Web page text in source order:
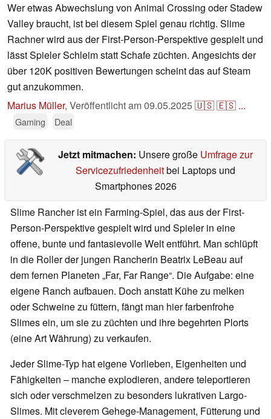
Wer etwas Abwechslung von Animal Crossing oder Stadew
Valley braucht, ist bei diesem Spiel genau richtig. Slime
Rachner wird aus der First-Person-Perspektive gespielt und
lässt Spieler Schleim statt Schafe züchten. Angesichts der
über 120K positiven Bewertungen scheint das auf Steam
gut anzukommen.
Marius Müller, Veröffentlicht am09.05.2025🇺🇸🇪🇸 ...
Gaming Deal
Jetzt mitmachen: Unsere große Umfrage zur
Servicezufriedenheitbei Laptops und
Smartphones 2026
Slime Rancher ist ein Farming-Spiel, das aus der First-
Person-Perspektive gespielt wird und Spieler in eine
offene, bunte und fantasievolle Welt entführt. Man schlüpft
in die Roller der jungen Rancherin Beatrix LeBeau auf
dem fernen Planeten „Far, Far Range“. Die Aufgabe: eine
eigene Ranch aufbauen. Doch anstatt Kühe zu melken
oder Schweine zu füttern, fängt man hier farbenfrohe
Slimes ein, um sie zu züchten und ihre begehrten Plorts
(eine Art Währung) zu verkaufen.
Jeder Slime-Typ hat eigene Vorlieben, Eigenheiten und
Fähigkeiten – manche explodieren, andere teleportieren
sich oder verschmelzen zu besonders lukrativen Largo-
Slimes. Mit cleverem Gehege-Management, Fütterung und